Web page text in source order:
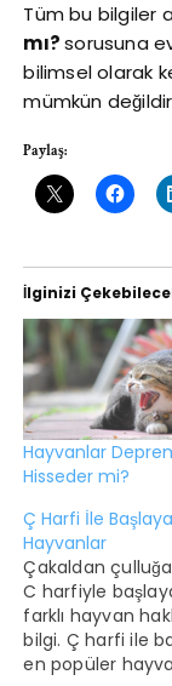
Tüm bu bilgiler
mı?sorusuna
bilimsel olarak
mümkün
Paylaş:
İlginizi
Hayvanlar
Hisseder mi?
Ç Harfi İle
Hayvanlar
Çakaldan
C harfiyle
farklı hayvan
bilgi. Ç harfi ile
en popüler